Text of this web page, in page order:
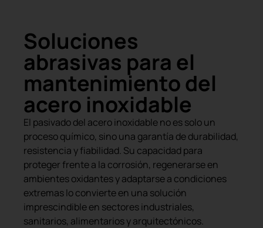
Soluciones
abrasivas para el
mantenimiento del
acero inoxidable
El pasivado del acero inoxidable no es solo un
proceso químico, sino una garantía de durabilidad,
resistencia y fiabilidad. Su capacidad para
proteger frente a la corrosión, regenerarse en
ambientes oxidantes y adaptarse a condiciones
extremas lo convierte en una solución
imprescindible en sectores industriales,
sanitarios, alimentarios y arquitectónicos.